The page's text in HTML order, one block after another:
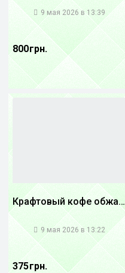
9 мая 2026 в 13:39
800 грн.
Крафтовый кофе обжареный купаж арабики 5...
9 мая 2026 в 13:22
375 грн.